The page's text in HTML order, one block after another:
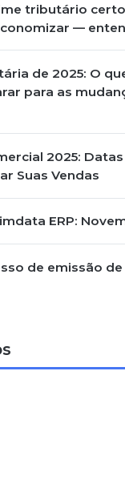
tributário
—
de 2025: O
para as
2025:
Suas Vendas
ERP:
de emissão de